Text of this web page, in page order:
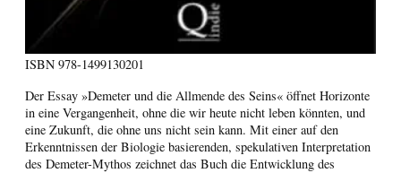
ISBN 978-1499130201
Der Essay »Demeter und die Allmende des Seins« öffnet Horizonte
in eine Vergangenheit, ohne die wir heute nicht leben könnten, und
eine Zukunft, die ohne uns nicht sein kann. Mit einer auf den
Erkenntnissen der Biologie basierenden, spekulativen Interpretation
des Demeter-Mythos zeichnet das Buch die Entwicklung des